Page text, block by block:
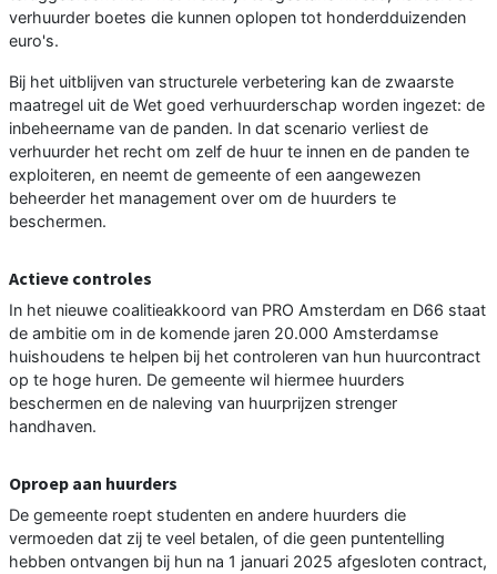
verhuurder boetes die kunnen oplopen tot honderdduizenden
euro's.
Bij het uitblijven van structurele verbetering kan de zwaarste
maatregel uit de Wet goed verhuurderschap worden ingezet: de
inbeheername van de panden. In dat scenario verliest de
verhuurder het recht om zelf de huur te innen en de panden te
exploiteren, en neemt de gemeente of een aangewezen
beheerder het management over om de huurders te
beschermen.
Actieve controles
In het nieuwe coalitieakkoord van PRO Amsterdam en D66 staat
de ambitie om in de komende jaren 20.000 Amsterdamse
huishoudens te helpen bij het controleren van hun huurcontract
op te hoge huren. De gemeente wil hiermee huurders
beschermen en de naleving van huurprijzen strenger
handhaven.
Oproep aan huurders
De gemeente roept studenten en andere huurders die
vermoeden dat zij te veel betalen, of die geen puntentelling
hebben ontvangen bij hun na 1 januari 2025 afgesloten contract,